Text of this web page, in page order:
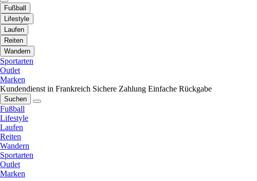
Fußball
Lifestyle
Laufen
Reiten
Wandern
Sportarten
Outlet
Marken
Kundendienst in Frankreich Sichere Zahlung Einfache Rückgabe
Suchen
Fußball
Lifestyle
Laufen
Reiten
Wandern
Sportarten
Outlet
Marken